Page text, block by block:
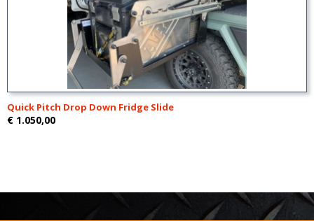
Quick Pitch Drop Down Fridge Slide
€ 1.050,00